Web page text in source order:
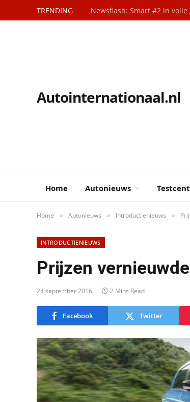
TRENDING Newsflash: Smart #2 in volle
Autointernationaal.nl
Home Autonieuws
Home » Autonieuws » Introductienieuws »
INTRODUCTIENIEUWS
Prijzen
24 september 2016 2 Mins Read
Facebook Twitter